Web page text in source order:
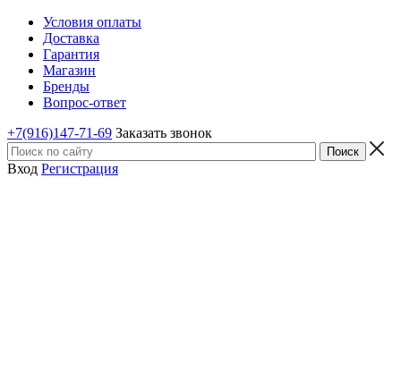
Условия оплаты
Доставка
Гарантия
Магазин
Бренды
Вопрос-ответ
+7(916)147-71-69 Заказать звонок
Вход Регистрация